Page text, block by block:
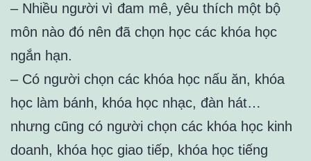
– Nhiều người vì đam mê, yêu thích một bộ
môn nào đó nên đã chọn học các khóa học
ngắn hạn.
– Có người chọn các khóa học nấu ăn, khóa
học làm bánh, khóa học nhạc, đàn hát…
nhưng cũng có người chọn các khóa học kinh
doanh, khóa học giao tiếp, khóa học tiếng